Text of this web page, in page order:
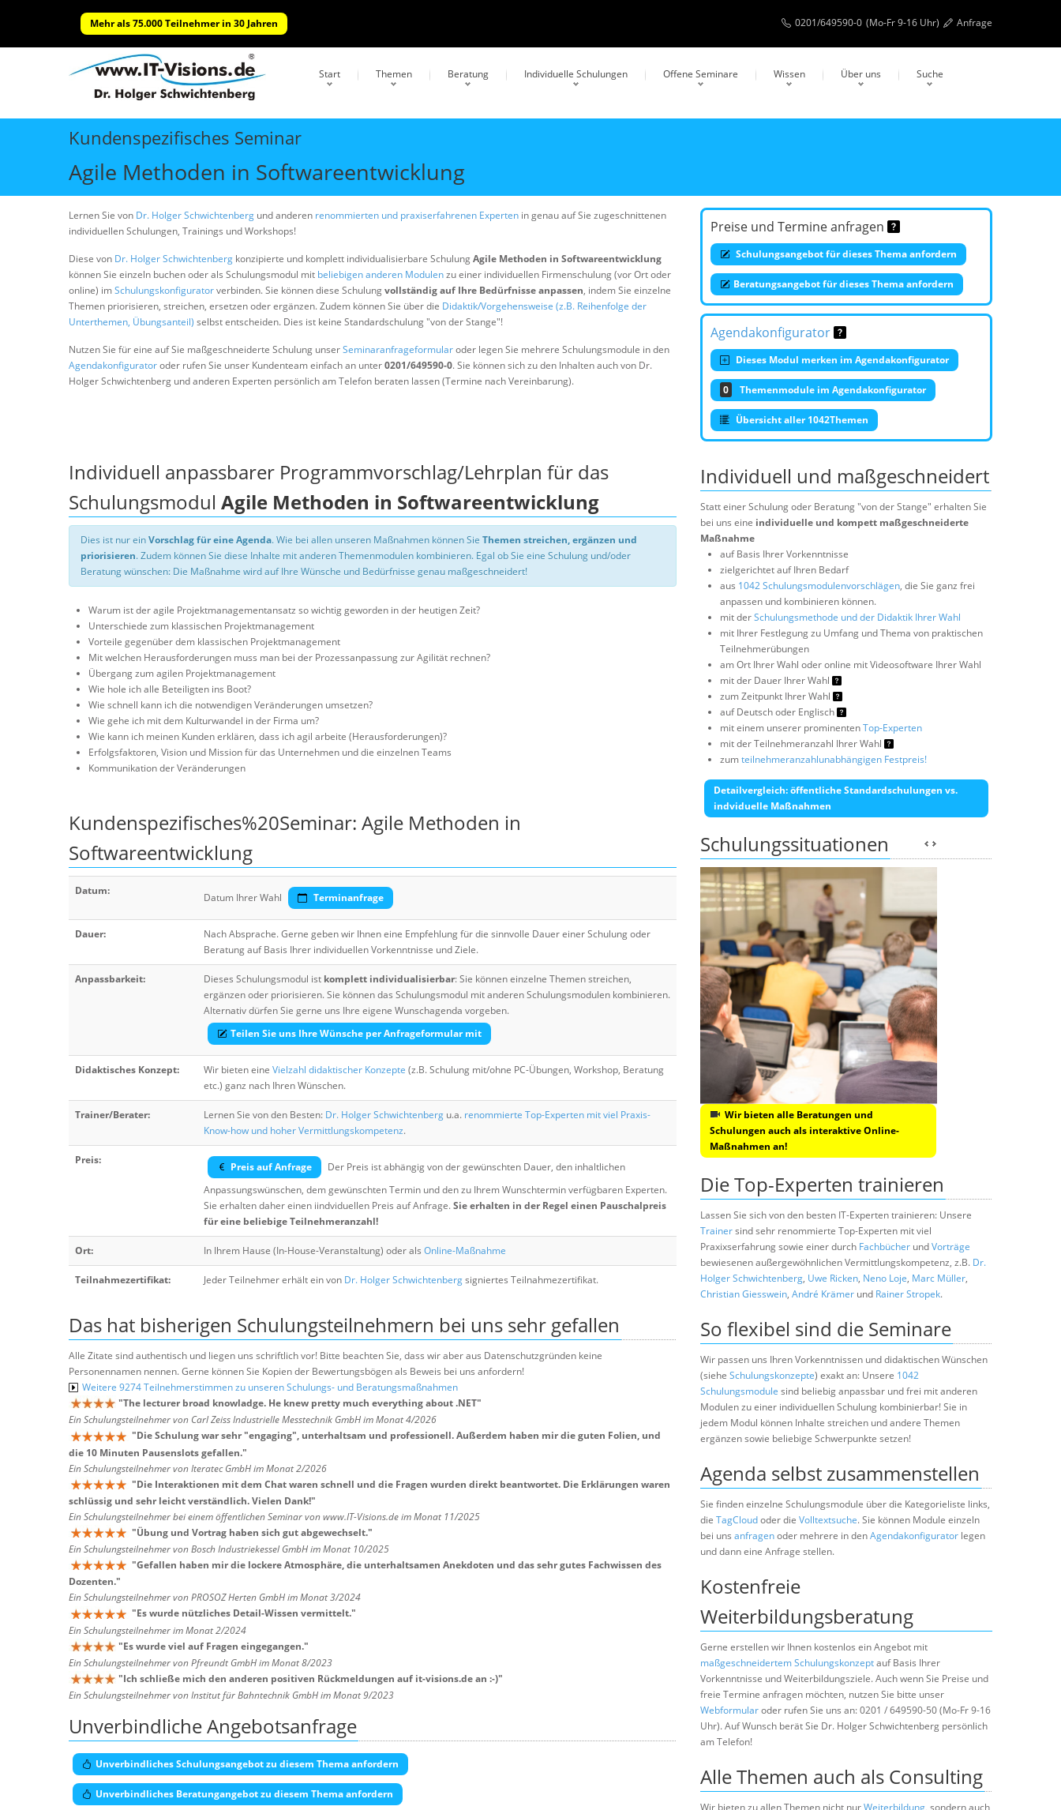
Mehr als 75.000 Teilnehmer in 30 Jahren 0201/649590-0 (Mo-Fr 9-16 Uhr) Anfrage
Start Themen Beratung Individuelle Schulungen Offene Seminare Wissen Über uns Suche
Kundenspezifisches Seminar
Agile Methoden in Softwareentwicklung
Lernen Sie von Dr. Holger Schwichtenberg und anderen renommierten und praxiserfahrenen Experten in genau auf Sie zugeschnittenen
individuellen Schulungen, Trainings und Workshops!
Diese von Dr. Holger Schwichtenberg konzipierte und komplett individualisierbare SchulungAgile Methoden in Softwareentwicklung
können Sie einzeln buchen oder als Schulungsmodul mit beliebigen anderen Modulenzu einer individuellen Firmenschulung (vor Ort oder
online) imSchulungskonfiguratorverbinden. Sie können diese Schulungvollständig auf Ihre Bedürfnisse anpassen, indem Sie einzelne
Themen priorisieren, streichen, ersetzen oder ergänzen. Zudem können Sie über die Didaktik/Vorgehensweise (z.B. Reihenfolge der
Unterthemen, Übungsanteil) selbst entscheiden. Dies ist keine Standardschulung "von der Stange"!
Nutzen Sie für eine auf Sie maßgeschneiderte Schulung unserSeminaranfrageformularoder legen Sie mehrere Schulungsmodule in den
Agendakonfiguratoroder rufen Sie unser Kundenteam einfach an unter0201/649590-0. Sie können sich zu den Inhalten auch von Dr.
Holger Schwichtenberg und anderen Experten persönlich am Telefon beraten lassen (Termine nach Vereinbarung).
Preise und Termine anfragen
Schulungsangebot für dieses Thema anfordern
Beratungsangebot für dieses Thema anfordern
Agendakonfigurator
Dieses Modul merken im Agendakonfigurator
0 Themenmodule im Agendakonfigurator
Übersicht aller 1042Themen
Individuell anpassbarer Programmvorschlag/Lehrplan für das
Schulungsmodul Agile Methoden in Softwareentwicklung
Dies ist nur einVorschlag für eine Agenda. Wie bei allen unseren Maßnahmen können Sie Themen streichen, ergänzen und
priorisieren. Zudem können Sie diese Inhalte mit anderen Themenmodulen kombinieren. Egal ob Sie eine Schulung und/oder
Beratung wünschen: Die Maßnahme wird auf Ihre Wünsche und Bedürfnisse genau maßgeschneidert!
Warum ist der agile Projektmanagementansatz so wichtig geworden in der heutigen Zeit?
Unterschiede zum klassischen Projektmanagement
Vorteile gegenüber dem klassischen Projektmanagement
Mit welchen Herausforderungen muss man bei der Prozessanpassung zur Agilität rechnen?
Übergang zum agilen Projektmanagement
Wie hole ich alle Beteiligten ins Boot?
Wie schnell kann ich die notwendigen Veränderungen umsetzen?
Wie gehe ich mit dem Kulturwandel in der Firma um?
Wie kann ich meinen Kunden erklären, dass ich agil arbeite (Herausforderungen)?
Erfolgsfaktoren, Vision und Mission für das Unternehmen und die einzelnen Teams
Kommunikation der Veränderungen
Kundenspezifisches%20Seminar: Agile Methoden in
Softwareentwicklung
Datum:
Datum Ihrer Wahl Terminanfrage
Dauer:
Nach Absprache. Gerne geben wir Ihnen eine Empfehlung für die sinnvolle Dauer einer Schulung oder
Beratung auf Basis Ihrer individuellen Vorkenntnisse und Ziele.
Anpassbarkeit: Dieses Schulungsmodul ist komplett individualisierbar: Sie können einzelne Themen streichen,
ergänzen oder priorisieren. Sie können das Schulungsmodul mit anderen Schulungsmodulen kombinieren.
Alternativ dürfen Sie gerne uns Ihre eigene Wunschagenda vorgeben.
Teilen Sie uns Ihre Wünsche per Anfrageformular mit
Didaktisches Konzept: Wir bieten eine Vielzahl didaktischer Konzepte (z.B. Schulung mit/ohne PC-Übungen, Workshop, Beratung
etc.) ganz nach Ihren Wünschen.
Trainer/Berater: Lernen Sie von den Besten: Dr. Holger Schwichtenberg u.a. renommierte Top-Experten mit viel Praxis-
Know-how und hoher Vermittlungskompetenz.
Preis:
Preis auf Anfrage
Der Preis ist abhängig von der gewünschten Dauer, den inhaltlichen
Anpassungswünschen, dem gewünschten Termin und den zu Ihrem Wunschtermin verfügbaren Experten.
Sie erhalten daher einen iindviduellen Preis auf Anfrage.Sie erhalten in der Regel einen Pauschalpreis
für eine beliebige Teilnehmeranzahl!
Ort: In Ihrem Hause (In-House-Veranstaltung) oder als Online-Maßnahme
Teilnahmezertifikat: Jeder Teilnehmer erhält ein von Dr. Holger Schwichtenbergsigniertes Teilnahmezertifikat.
Das hat bisherigen Schulungsteilnehmern bei uns sehr gefallen
Alle Zitate sind authentisch und liegen uns schriftlich vor! Bitte beachten Sie, dass wir aber aus Datenschutzgründen keine
Personennamen nennen. Gerne können Sie Kopien der Bewertungsbögen als Beweis bei uns anfordern!
Weitere 9274 Teilnehmerstimmen zu unseren Schulungs- und Beratungsmaßnahmen
"The lecturer broad knowladge. He knew pretty much everything about .NET"
Ein Schulungsteilnehmer von Carl Zeiss Industrielle Messtechnik GmbH im Monat 4/2026
"Die Schulung war sehr "engaging", unterhaltsam und professionell. Außerdem haben mir die guten Folien, und
die 10 Minuten Pausenslots gefallen."
Ein Schulungsteilnehmer von Iteratec GmbH im Monat 2/2026
"Die Interaktionen mit dem Chat waren schnell und die Fragen wurden direkt beantwortet. Die Erklärungen waren
schlüssig und sehr leicht verständlich. Vielen Dank!"
Ein Schulungsteilnehmer bei einem öffentlichen Seminar von www.IT-Visions.de im Monat 11/2025
"Übung und Vortrag haben sich gut abgewechselt."
Ein Schulungsteilnehmer von Bosch Industriekessel GmbH im Monat 10/2025
"Gefallen haben mir die lockere Atmosphäre, die unterhaltsamen Anekdoten und das sehr gutes Fachwissen des
Dozenten."
Ein Schulungsteilnehmer von PROSOZ Herten GmbH im Monat 3/2024
"Es wurde nützliches Detail-Wissen vermittelt."
Ein Schulungsteilnehmer im Monat 2/2024
"Es wurde viel auf Fragen eingegangen."
Ein Schulungsteilnehmer von Pfreundt GmbH im Monat 8/2023
"Ich schließe mich den anderen positiven Rückmeldungen auf it-visions.de an :-)"
Ein Schulungsteilnehmer von Institut für Bahntechnik GmbH im Monat 9/2023
Unverbindliche Angebotsanfrage
Unverbindliches Schulungsangebot zu diesem Thema anfordern
Unverbindliches Beratungangebot zu diesem Thema anfordern
Individuell und maßgeschneidert
Statt einer Schulung oder Beratung "von der Stange" erhalten Sie
bei uns eine individuelle und kompett maßgeschneiderte
Maßnahme
auf Basis Ihrer Vorkenntnisse
zielgerichtet auf Ihren Bedarf
aus 1042 Schulungsmodulenvorschlägen, die Sie ganz frei
anpassen und kombinieren können.
mit derSchulungsmethode und der Didaktik Ihrer Wahl
mit Ihrer Festlegung zu Umfang und Thema von praktischen
Teilnehmerübungen
am Ort Ihrer Wahl oder online mit Videosoftware Ihrer Wahl
mit der Dauer Ihrer Wahl
zum Zeitpunkt Ihrer Wahl
auf Deutsch oder Englisch
mit einem unserer prominentenTop-Experten
mit der Teilnehmeranzahl Ihrer Wahl
zumteilnehmeranzahlunabhängigen Festpreis!
Detailvergleich: öffentliche Standardschulungen vs.
indviduelle Maßnahmen
Schulungssituationen
Wir bieten alle Beratungen und
Schulungen auch als interaktive Online-
Maßnahmen an!
Die Top-Experten trainieren
Lassen Sie sich von den besten IT-Experten trainieren: Unsere
Trainersind sehr renommierte Top-Experten mit viel
Praxixserfahrung sowie einer durch Fachbücher undVorträge
bewiesenen außergewöhnlichen Vermittlungskompetenz, z.B. Dr.
Holger Schwichtenberg, Uwe Ricken, Neno Loje, Marc Müller,
Christian Giesswein, André Krämer und Rainer Stropek.
So flexibel sind die Seminare
Wir passen uns Ihren Vorkenntnissen und didaktischen Wünschen
(siehe Schulungskonzepte) exakt an: Unsere 1042
Schulungsmodule sind beliebig anpassbar und frei mit anderen
Modulen zu einer individuellen Schulung kombinierbar! Sie in
jedem Modul können Inhalte streichen und andere Themen
ergänzen sowie beliebige Schwerpunkte setzen!
Agenda selbst zusammenstellen
Sie finden einzelne Schulungsmodule über die Kategorieliste links,
die TagCloudoder die Volltextsuche. Sie können Module einzeln
bei uns anfragenoder mehrere in denAgendakonfigurator legen
und dann eine Anfrage stellen.
Kostenfreie
Weiterbildungsberatung
Gerne erstellen wir Ihnen kostenlos ein Angebot mit
maßgeschneidertem Schulungskonzeptauf Basis Ihrer
Vorkenntnisse und Weiterbildungsziele. Auch wenn Sie Preise und
freie Termine anfragen möchten, nutzen Sie bitte unser
Webformularoder rufen Sie uns an: 0201 / 649590-50 (Mo-Fr 9-16
Uhr). Auf Wunsch berät Sie Dr. Holger Schwichtenberg persönlich
am Telefon!
Alle Themen auch als Consulting
Wir bieten zu allen Themen nicht nurWeiterbildung, sondern auch